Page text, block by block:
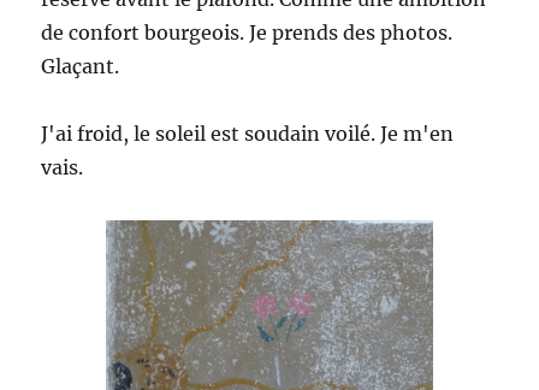
de confort bourgeois. Je prends des photos.
Glaçant.
J'ai froid, le soleil est soudain voilé. Je m'en
vais.